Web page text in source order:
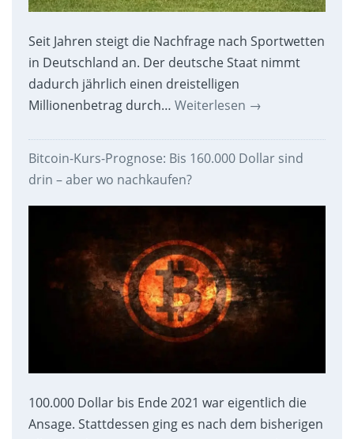
Seit Jahren steigt die Nachfrage nach Sportwetten
in Deutschland an. Der deutsche Staat nimmt
dadurch jährlich einen dreistelligen
Millionenbetrag durch… Weiterlesen →
Bitcoin-Kurs-Prognose: Bis 160.000 Dollar sind
drin – aber wo nachkaufen?
100.000 Dollar bis Ende 2021 war eigentlich die
Ansage. Stattdessen ging es nach dem bisherigen